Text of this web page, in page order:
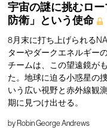
宇宙の謎に挑むロ
防衛」という使命
8月末に打ち上げられる
ターやダークエネルギー
チームは、この望遠鏡が
た。地球に迫る小惑星の
いう広い視野と赤外線観
期に見つけ出せる。
by Robin George Andrews